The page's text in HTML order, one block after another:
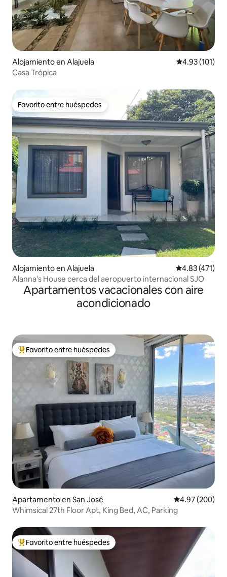
Alojamiento en Alajuela Calificación
4.93 (101)
Casa Trópica
Favorito entre huéspedes
Favorito entre huéspedes
Alojamiento en Alajuela Calificación
4.83 (471)
Alanna's House cerca del aeropuerto internacional SJO
Apartamentos vacacionales con aire
acondicionado
Favorito entre huéspedes preferido
Favorito entre huéspedes
Apartamento en San José Calificación
4.97 (200)
Whimsical 27th Floor Apt, King Bed, AC, Parking
Favorito entre huéspedes preferido
Favorito entre huéspedes